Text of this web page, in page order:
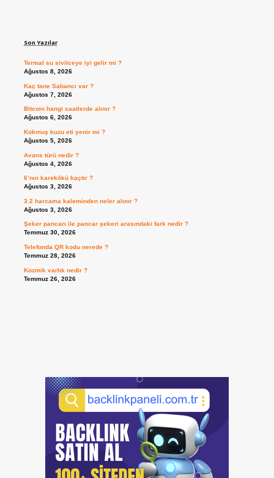
Son Yazılar
Termal su sivilceye iyi gelir mi ?
Ağustos 8, 2026
Kaç tane Sabancı var ?
Ağustos 7, 2026
Bitcoin hangi saatlerde alınır ?
Ağustos 6, 2026
Kokmuş kuzu eti yenir mi ?
Ağustos 5, 2026
Avans türü nedir ?
Ağustos 4, 2026
6’nın karekökü kaçtır ?
Ağustos 3, 2026
3.2 harcama kaleminden neler alınır ?
Ağustos 3, 2026
Şeker pancarı ile pancar şekeri arasındaki fark nedir ?
Temmuz 30, 2026
Telefonda QR kodu nerede ?
Temmuz 28, 2026
Kozmik varlık nedir ?
Temmuz 26, 2026